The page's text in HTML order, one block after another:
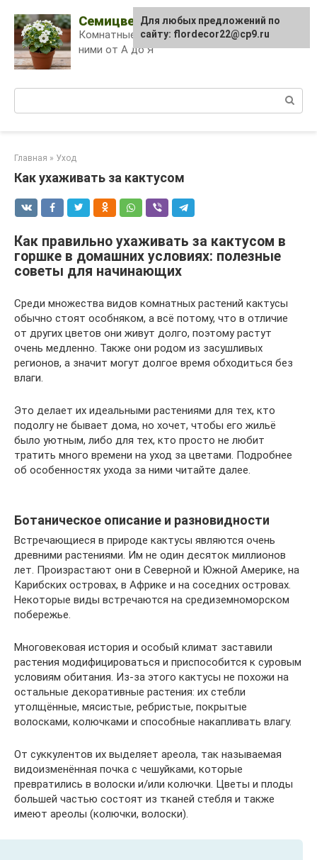
content
Семицветик
Комнатные растения и уход за
ними от А до Я
Главная » Уход
Как ухаживать за кактусом
Как правильно ухаживать за кактусом в
горшке в домашних условиях: полезные
советы для начинающих
Среди множества видов комнатных растений кактусы
обычно стоят особняком, а всё потому, что в отличие
от других цветов они живут долго, поэтому растут
очень медленно. Также они родом из засушливых
регионов, а значит могут долгое время обходиться без
влаги.
Это делает их идеальными растениями для тех, кто
подолгу не бывает дома, но хочет, чтобы его жильё
было уютным, либо для тех, кто просто не любит
тратить много времени на уход за цветами. Подробнее
об особенностях ухода за ними читайте далее.
Ботаническое описание и разновидности
Встречающиеся в природе кактусы являются очень
древними растениями. Им не один десяток миллионов
лет. Произрастают они в Северной и Южной Америке, на
Карибских островах, в Африке и на соседних островах.
Некоторые виды встречаются на средиземноморском
побережье.
Многовековая история и особый климат заставили
растения модифицироваться и приспособится к суровым
условиям обитания. Из-за этого кактусы не похожи на
остальные декоративные растения: их стебли
утолщённые, мясистые, ребристые, покрытые
волосками, колючками и способные накапливать влагу.
От суккулентов их выделяет ареола, так называемая
видоизменённая почка с чешуйками, которые
превратились в волоски и/или колючки. Цветы и плоды
большей частью состоят из тканей стебля и также
имеют ареолы (колючки, волоски).
Для любых предложений по
сайту: flordecor22@cp9.ru